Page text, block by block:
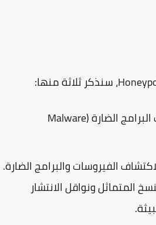
Honeypots لاكتشاف البرامج الضارة (Malware
الفيروسات والبرامج الضارة.
المتماثل ونواقل الانتشار